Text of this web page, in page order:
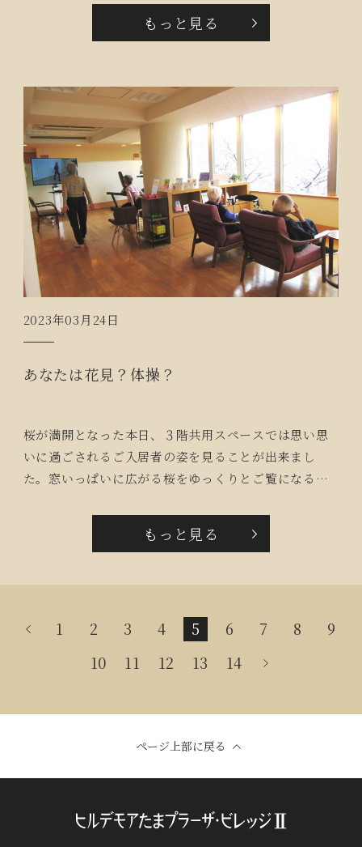
もっと見る
2023年03月24日
あなたは花見？体操？
桜が満開となった本日、３階共用スペースでは思い思
いに過ごされるご入居者の姿を見ることが出来まし
た。窓いっぱいに広がる桜をゆっくりとご覧になる
る満開の桜を楽しんでおられました。
もっと見る
1 2 3 4 5 6 7 8
9
10
11 12 13 14
ページ上部に戻る